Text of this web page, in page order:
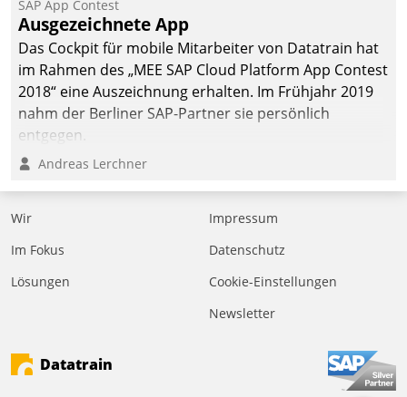
gemeinsam mit der Berliner Datatrain GmbH den
Teilprozess der Objektsanierung digitalisiert.
SAP App Contest
Ausgezeichnete App
Das Cockpit für mobile Mitarbeiter von Datatrain hat
im Rahmen des „MEE SAP Cloud Platform App Contest
2018“ eine Auszeichnung erhalten. Im Frühjahr 2019
nahm der Berliner SAP-Partner sie persönlich
entgegen.
Andreas Lerchner
Wir
Im Fokus
Lösungen
Impressum
Datenschutz
Cookie-Einstellungen
Newsletter
Datatrain